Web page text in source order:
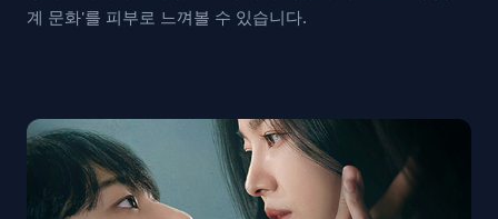
계 문화'를 피부로 느껴볼 수 있습니다.